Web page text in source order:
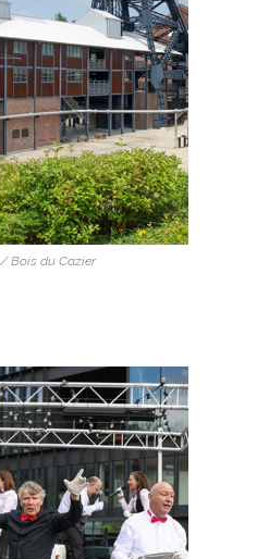
Bois du Cazier